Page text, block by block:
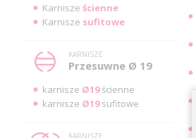
Karnisze ścienne
Karnisze sufitowe
KARNISZE
Przesuwne Ø 19
karnisze Ø19ścienne
karnisze Ø19sufitowe
KARNISZE